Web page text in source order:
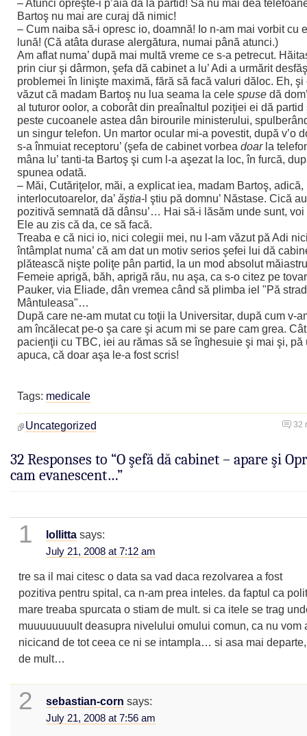
– Atunci opreşte-i p’ăia dă la partid! Să nu mai dea
Bartoş nu mai are curaj dă nimic!
– Cum naiba să-i opresc io, doamnă! Io n-am mai vorbit cu
lună! (Că atâta durase alergătura, numai până atunci.)
Am aflat numa’ după mai multă vreme ce s-a petrecut.
prin ciur şi dârmon, şefa dă cabinet a lu’ Adi a urmărit
problemei în linişte maximă, fără să facă valuri dăloc. Eh, şi
văzut că madam Bartoş nu lua seama la cele spuse dă
al tuturor oolor, a coborât din preaînaltul poziţiei ei dă partid
peste cucoanele astea dân birourile ministerului,
un singur telefon. Un martor ocular mi-a povestit, după v’o
s-a înmuiat receptoru’ (şefa de cabinet vorbea doarla
mâna lu’ tanti-ta Bartoş şi cum l-a aşezat la loc, în furcă,
spunea odată.
– Măi, Cutăriţelor, măi, a explicat iea, madam Bartoş, adică,
interlocutoarelor, da’ ăştia-l ştiu pă domnu’ Năstase. Cică
pozitivă semnată dă dânsu’… Hai să-i lăsăm unde sunt,
Ele au zis că da, ce să facă.
Treaba e că nici io, nici colegii mei, nu l-am văzut pă Adi
întâmplat numa’ că am dat un motiv serios şefei lui dă
plătească nişte poliţe pân partid, la un mod absolut
Femeie aprigă, băh, aprigă rău, nu aşa, ca s-o citez pe
Pauker, via Eliade, dân vremea când să plimba iel "Pă
Mântuleasa"…
După care ne-am mutat cu toţii la Universitar, după cum v-
am încălecat pe-o şa care şi acum mi se pare cam grea.
pacienţii cu TBC, iei au rămas să se înghesuie şi mai şi, pă
apuca, că doar aşa le-a fost scris!
Tags: medicale
32
Uncategorized
32 Responses to “O şefă dă cabinet – apare şi
cam evanescent…”
1 lollitta says:
July 21, 2008 at 7:12 am
tre sa il mai citesc o data sa vad daca rezolvarea a fost
pozitiva pentru spital, ca n-am prea inteles. da faptul ca
mare treaba spurcata o stiam de mult. si ca itele se trag
muuuuuuuult deasupra nivelului omului comun, ca nu vom
nicicand de tot ceea ce ni se intampla… si asa mai
de mult…
2 sebastian-corn says:
July 21, 2008 at 7:56 am